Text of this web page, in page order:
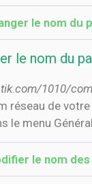
le nom du
le nom du
1010/
réseau de
le menu
le nom